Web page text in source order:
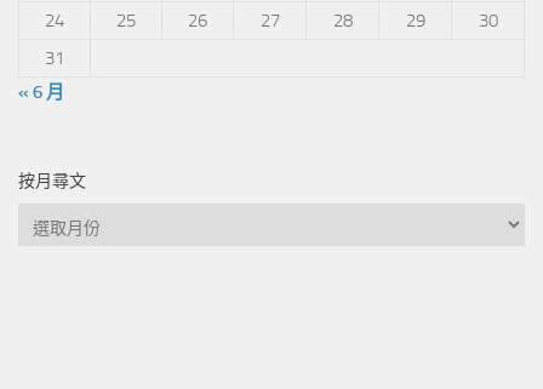
24
25 26 27 28 29
30
31
« 6 月
按月尋文
按